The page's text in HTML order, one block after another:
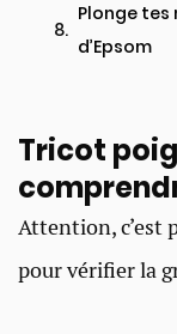
Plonge tes
d’Epsom
Tricot
Attention, c’est
pour vérifier la